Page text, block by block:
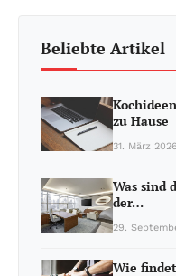
Beliebte Artikel
zu Hause
31. März 2026
Was sind
der…
29.
Wie